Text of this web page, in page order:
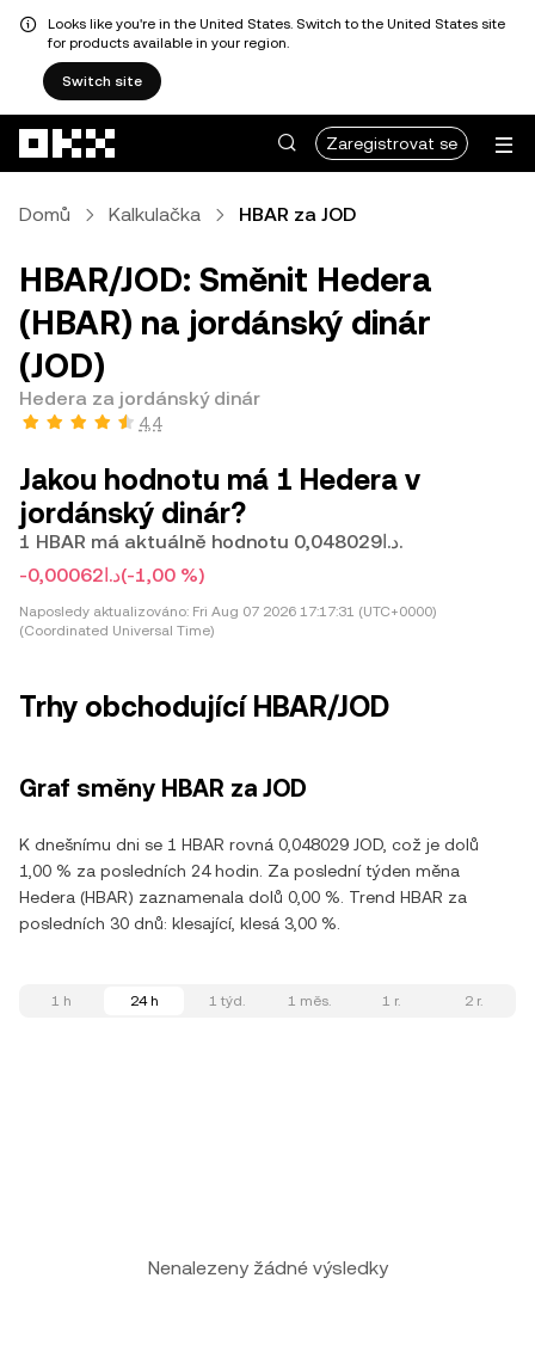
Looks like you're in the United States. Switch to the United States site
for products available in your region.
Switch site
Zaregistrovat se
Domů Kalkulačka HBAR za JOD
HBAR/JOD: Směnit Hedera
(HBAR) na jordánský dinár
(JOD)
Hedera za jordánský dinár
4,4
Jakou hodnotu má 1 Hedera v
jordánský dinár?
1 HBAR má aktuálně hodnotu د.ا0,048029.
-د.ا0,00062(-1,00 %)
Naposledy aktualizováno: Fri Aug 07 2026 17:17:31 (UTC+0000)
(Coordinated Universal Time)
Trhy obchodující HBAR/JOD
Graf směny HBAR za JOD
K dnešnímu dni se 1 HBAR rovná 0,048029 JOD, což je dolů
1,00 % za posledních 24 hodin. Za poslední týden měna
Hedera (HBAR) zaznamenala dolů 0,00 %. Trend HBAR za
posledních 30 dnů: klesající, klesá 3,00 %.
1 h 24 h 1 týd. 1 měs. 1 r. 2 r.
Nenalezeny žádné výsledky